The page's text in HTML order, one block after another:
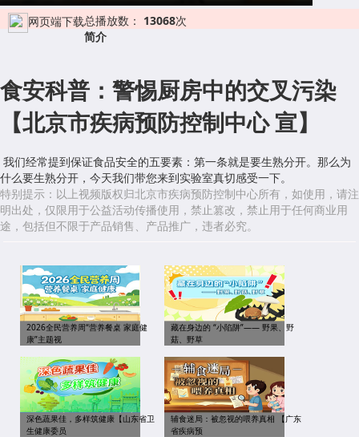
网页端下载总播放数： 13068次
简介
食安科普：警惕厨房中的交叉污染
【北京市疾病预防控制中心 宣】
我们经常提到保证食品安全的五要素：第一条就是要生熟分开。那么为
什么要生熟分开，今天我们带您来到实验室真切感受一下。
特别提示：以上视频版权归北京市疾病预防控制中心所有，如使用，请注
明出处，仅限用于公益活动传播使用，禁止篡改，禁止用于任何商业用
途，包括但不限于产品销售、产品推广，违者必究。
2026全民营养周“营养餐桌 家庭健
康”主题视
藏在身边的 “小陷阱”—— 野果、野
菇、野草
深色蔬果佳，多样筑健康【山东省卫
生健康委员
辅食迷局：被忽视的喂养真相 【广东
省疾病预